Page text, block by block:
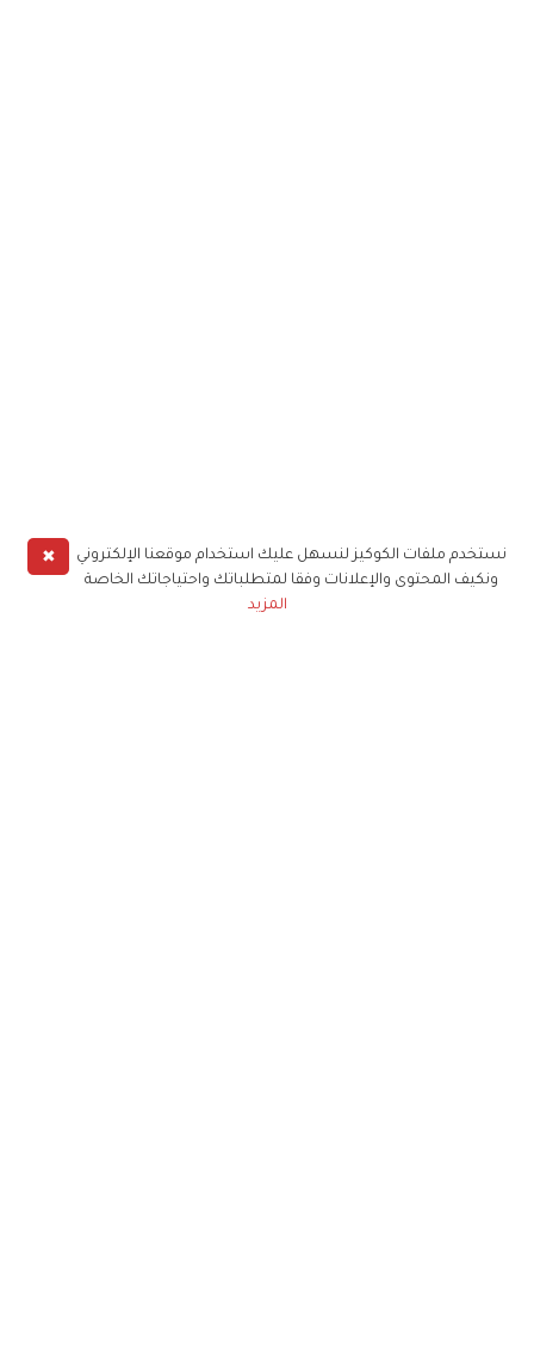
✖
نستخدم ملفات الكوكيز لنسهل عليك استخدام موقعنا الإلكتروني
ونكيف المحتوى والإعلانات وفقا لمتطلباتك واحتياجاتك الخاصة
المزيد